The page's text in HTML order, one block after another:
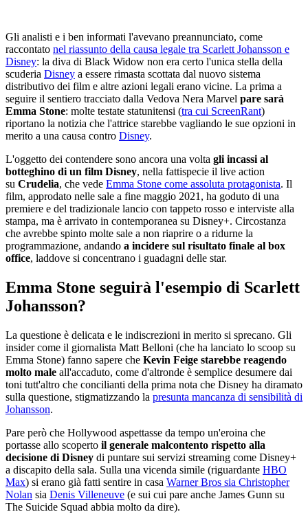
Gli analisti e i ben informati l'avevano preannunciato, come
raccontato nel riassunto della causa legale tra Scarlett Johansson e
Disney: la diva di Black Widow non era certo l'unica stella della
scuderia Disney a essere rimasta scottata dal nuovo sistema
distributivo dei film e altre azioni legali erano vicine. La prima a
seguire il sentiero tracciato dalla Vedova Nera Marvel pare sarà
Emma Stone: molte testate statunitensi (tra cui ScreenRant)
riportano la notizia che l'attrice starebbe vagliando le sue opzioni in
merito a una causa contro Disney.
L'oggetto dei contendere sono ancora una volta gli incassi al
botteghino di un film Disney, nella fattispecie il live action
su Crudelia, che vede Emma Stone come assoluta protagonista. Il
film, approdato nelle sale a fine maggio 2021, ha goduto di una
premiere e del tradizionale lancio con tappeto rosso e interviste alla
stampa, ma è arrivato in contemporanea su Disney+. Circostanza
che avrebbe spinto molte sale a non riaprire o a ridurne la
programmazione, andando a incidere sul risultato finale al box
office, laddove si concentrano i guadagni delle star.
Emma Stone seguirà l'esempio di Scarlett
Johansson?
La questione è delicata e le indiscrezioni in merito si sprecano. Gli
insider come il giornalista Matt Belloni (che ha lanciato lo scoop su
Emma Stone) fanno sapere che Kevin Feige starebbe reagendo
molto male all'accaduto, come d'altronde è semplice desumere dai
toni tutt'altro che concilianti della prima nota che Disney ha diramato
sulla questione, stigmatizzando la presunta mancanza di sensibilità di
Johansson.
Pare però che Hollywood aspettasse da tempo un'eroina che
portasse allo scoperto il generale malcontento rispetto alla
decisione di Disney di puntare sui servizi streaming come Disney+
a discapito della sala. Sulla una vicenda simile (riguardante HBO
Max) si erano già fatti sentire in casa Warner Bros sia Christopher
Nolan sia Denis Villeneuve (e sui cui pare anche James Gunn su
The Suicide Squad abbia molto da dire).